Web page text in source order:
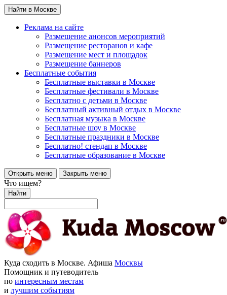
Найти в Москве
Реклама на сайте
Размещение анонсов мероприятий
Размещение ресторанов и кафе
Размещение мест и площадок
Размещение баннеров
Бесплатные события
Бесплатные выставки в Москве
Бесплатные фестивали в Москве
Бесплатно с детьми в Москве
Бесплатный активный отдых в Москве
Бесплатная музыка в Москве
Бесплатные шоу в Москве
Бесплатные праздники в Москве
Бесплатно! стендап в Москве
Бесплатные образование в Москве
Открыть меню Закрыть меню
Что ищем?
Найти
Куда сходить в Москве. Афиша Москвы
Помощник и путеводитель
по интересным местам
и лучшим событиям